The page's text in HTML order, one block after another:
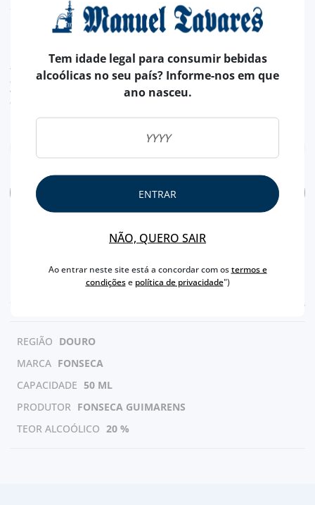
sabores ricos e gulosos são exaltados no final por uma
atrativa e crocante acidez.
00€
TAXA LEGAL EM VIGOR INCLUÍDO.
despesas de envio calculadas na finalização da compra
valor de conversão meramente indicativo, sendo a transação da encomenda, efetuada
em euros (€).
ADICIONAR
REGIÃO DOURO
MARCA FONSECA
CAPACIDADE 50 ML
PRODUTOR FONSECA GUIMARENS
TEOR ALCOÓLICO 20 %
Tem idade legal para consumir bebidas
alcoólicas no seu país? Informe-nos em que
ano nasceu.
ENTRAR
NÃO, QUERO SAIR
Ao entrar neste site está a concordar com ostermos e
condiçõese política de privacidade")